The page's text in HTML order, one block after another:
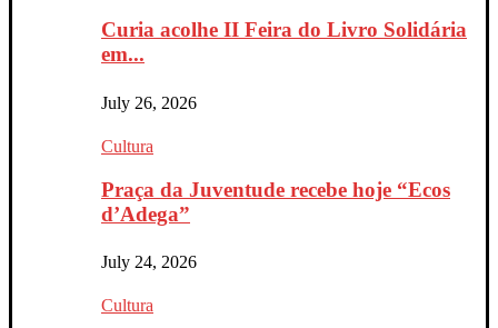
Curia acolhe II Feira do Livro Solidária
em...
July 26, 2026
Cultura
Praça da Juventude recebe hoje “Ecos
d’Adega”
July 24, 2026
Cultura